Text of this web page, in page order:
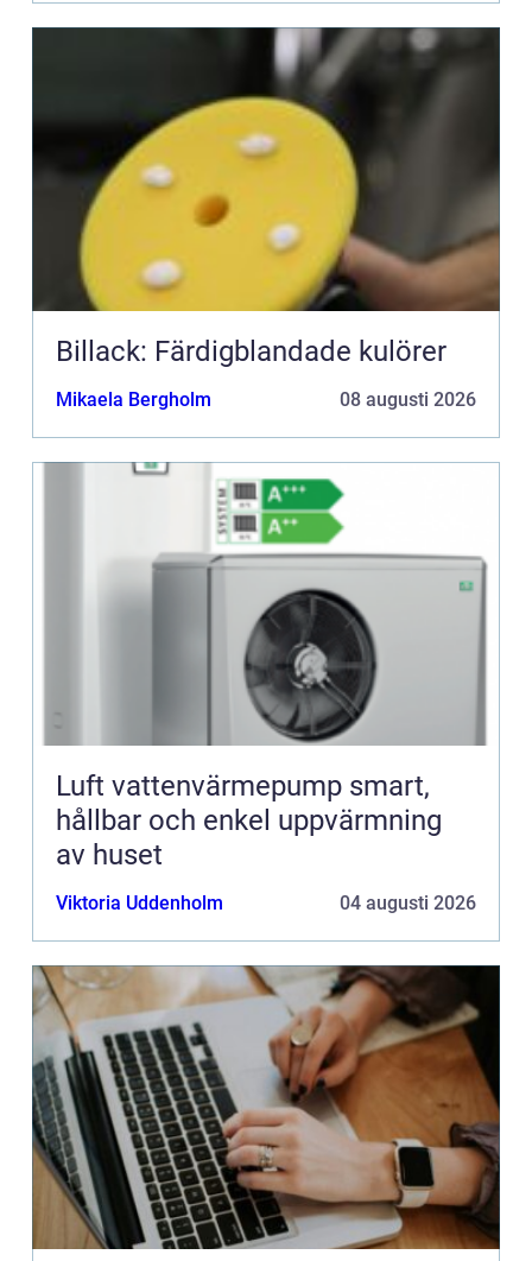
Billack: Färdigblandade kulörer
Mikaela Bergholm 08 augusti 2026
Luft vattenvärmepump smart,
hållbar och enkel uppvärmning
av huset
Viktoria Uddenholm 04 augusti 2026